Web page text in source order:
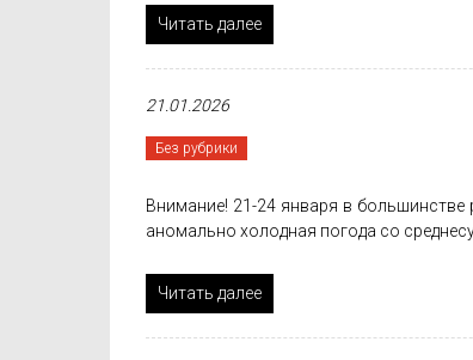
Читать далее
21.01.2026
Без рубрики
Внимание! 21-24 января в
аномально холодная погода со
Читать далее